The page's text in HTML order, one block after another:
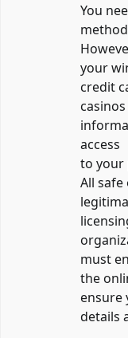
You
your
credit
access
to your
All
must
the
ensure
details